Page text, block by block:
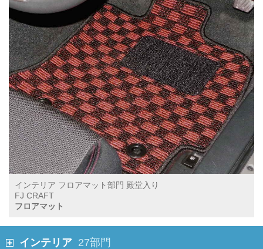
インテリア フロアマット部門 殿堂入り
FJ CRAFT
フロアマット
インテリア 27部門